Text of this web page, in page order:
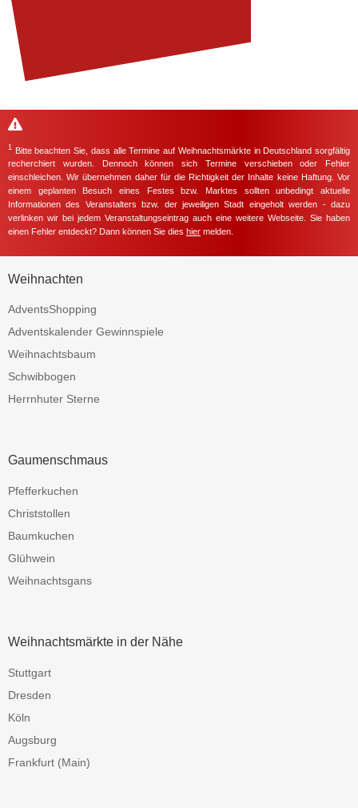
1
Bitte beachten Sie, dass alle Termine auf Weihnachtsmärkte in Deutschland sorgfältig
recherchiert wurden. Dennoch können sich Termine verschieben oder Fehler
einschleichen. Wir übernehmen daher für die Richtigkeit der Inhalte keine Haftung. Vor
einem geplanten Besuch eines Festes bzw. Marktes sollten unbedingt aktuelle
Informationen des Veranstalters bzw. der jeweiligen Stadt eingeholt werden - dazu
verlinken wir bei jedem Veranstaltungseintrag auch eine weitere Webseite. Sie haben
einen Fehler entdeckt? Dann können Sie dies hier melden.
Weihnachten
AdventsShopping
Adventskalender Gewinnspiele
Weihnachtsbaum
Schwibbogen
Herrnhuter Sterne
Gaumenschmaus
Pfefferkuchen
Christstollen
Baumkuchen
Glühwein
Weihnachtsgans
Weihnachtsmärkte in der Nähe
Stuttgart
Dresden
Köln
Augsburg
Frankfurt (Main)